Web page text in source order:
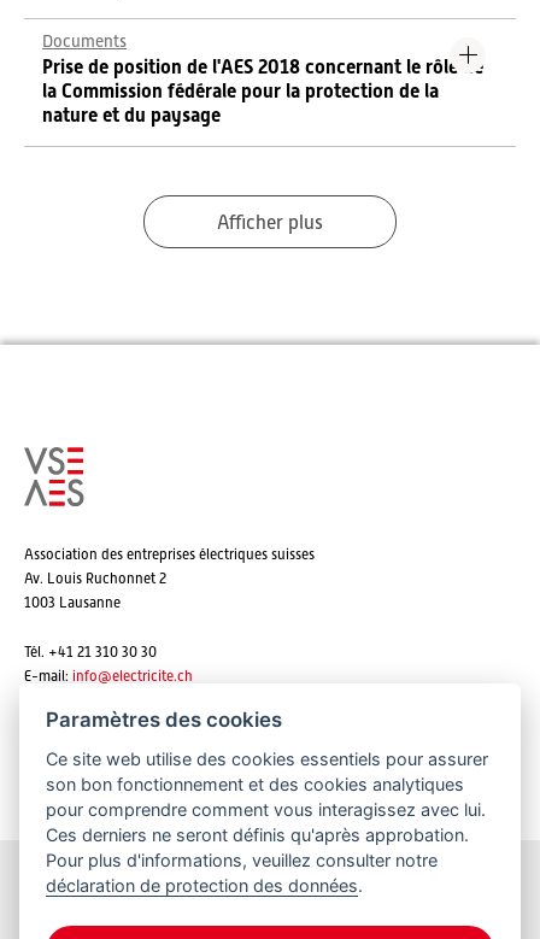
Documents
Prise de position de l'AES 2018 concernant le rôle de
la Commission fédérale pour la protection de la
nature et du paysage
Afficher plus
Association des entreprises électriques suisses
Av. Louis Ruchonnet 2
1003 Lausanne
Tél. +41 21 310 30 30
E-mail: info@electricite.ch
S'abonner aux newsletters
Restez informés
Paramètres des cookies
Ce site web utilise des cookies essentiels pour assurer
son bon fonctionnement et des cookies analytiques
pour comprendre comment vous interagissez avec lui.
Ces derniers ne seront définis qu'après approbation.
Pour plus d'informations, veuillez consulter notre
déclaration de protection des données.